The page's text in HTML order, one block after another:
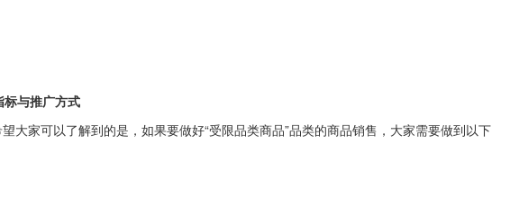
标与推广方式
大家可以了解到的是，如果要做好“受限品类商品”品类的商品销售，大家需要做到以下